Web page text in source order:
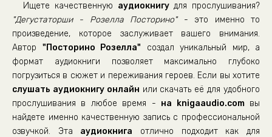
Глава 20
Глава 21
Глава 22
Глава 24
Глава 25
Глава 26
Ищете качественную аудиокнигудля прослушивания?
"Дегустаторши - Розелла Посторино"- это именно то
произведение, которое заслуживает вашего внимания.
Автор "Посторино Розелла" создал уникальный мир, а
формат аудиокниги позволяет максимально глубоко
погрузиться в сюжет и переживания героев. Если вы хотите
слушать аудиокнигу онлайн или скачать её для удобного
прослушивания в любое время - на knigaaudio.comвы
найдете именно качественную запись с профессиональной
озвучкой. Эта аудиокнига отлично подходит как для